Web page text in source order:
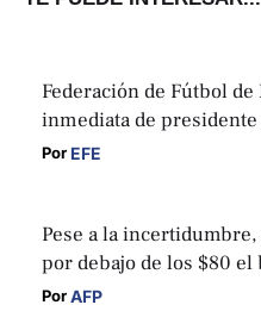
Federación de Fútbol
inmediata de presidente
Por EFE
Pese a la
por debajo de los $80
Por AFP